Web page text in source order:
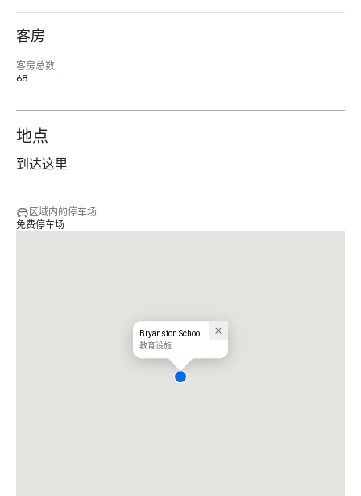
客房
客房总数
68
地点
到达这里
区域内的停车场
免费停车场
Bryanston School
教育设施